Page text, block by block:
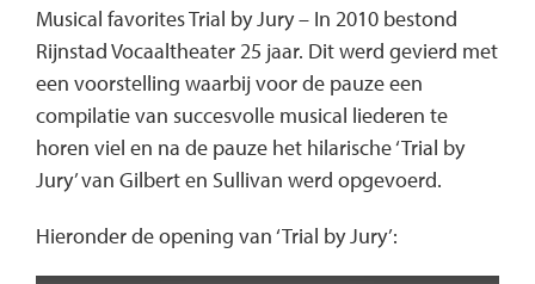
Musical favorites Trial by Jury – In 2010 bestond
Rijnstad Vocaaltheater 25 jaar. Dit werd gevierd met
een voorstelling waarbij voor de pauze een
compilatie van succesvolle musical liederen te
horen viel en na de pauze het hilarische ‘Trial by
Jury’ van Gilbert en Sullivan werd opgevoerd.
Hieronder de opening van ‘Trial by Jury’: